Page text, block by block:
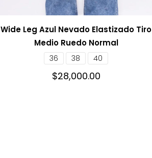
Wide Leg Azul Nevado Elastizado Tiro
Medio Ruedo Normal
36 38 40
$28,000.00